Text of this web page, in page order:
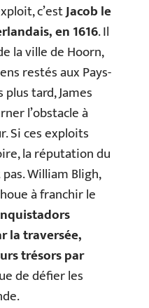
c’estJacob le
en 1616. Il
la ville de Hoorn,
restés aux Pays-
tard, James
l’obstacle à
Si ces exploits
la réputation du
William Bligh,
à franchir le
la traversée,
trésors par
de défier les